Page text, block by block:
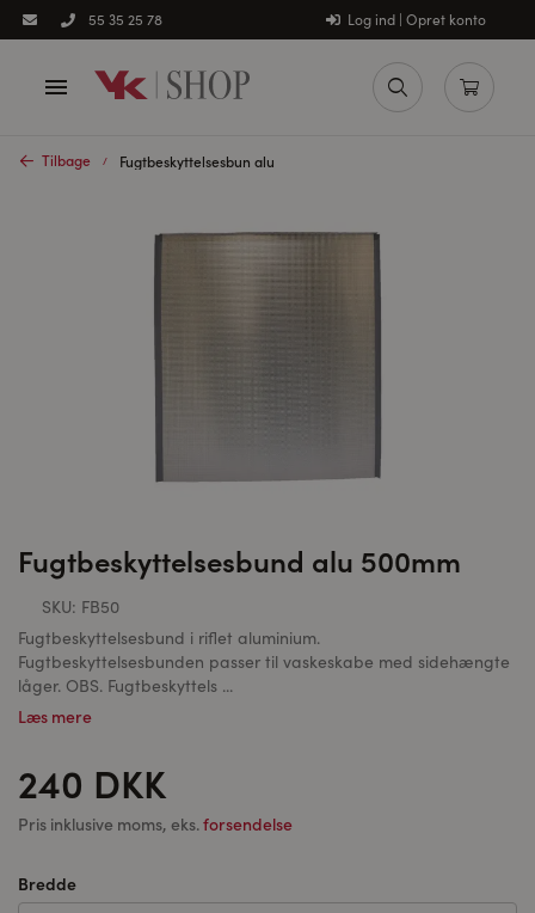
55 35 25 78 Log ind | Opret konto
Tilbage Fugtbeskyttelsesbun alu
Fugtbeskyttelsesbund alu 500mm
SKU: FB50
Fugtbeskyttelsesbund i riflet aluminium.
Fugtbeskyttelsesbunden passer til vaskeskabe med sidehængte
låger. OBS. Fugtbeskyttels ...
Læs mere
240 DKK
Pris inklusive moms, eks.forsendelse
Bredde